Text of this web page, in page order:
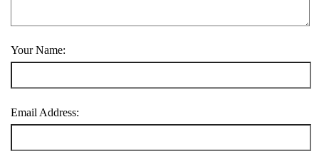
Your Name:
Email Address: